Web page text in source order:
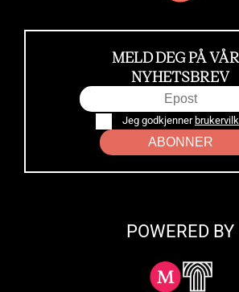
MELD DEG PÅ
NYHETSBREV
Jeg godkjenner
ABONNER
POWERED BY